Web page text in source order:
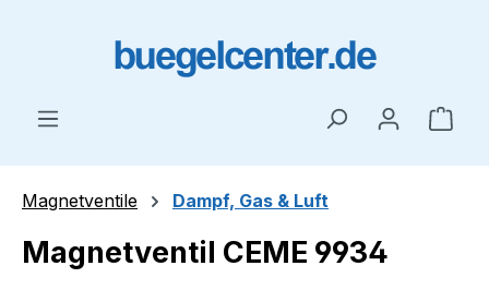
Magnetventile Dampf, Gas & Luft
Magnetventil CEME 9934